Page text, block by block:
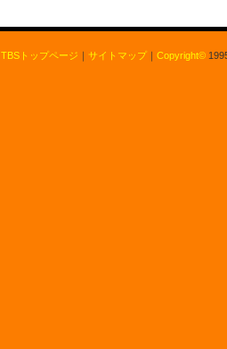
TBSトップページ ｜ サイトマップ｜ Copyright©